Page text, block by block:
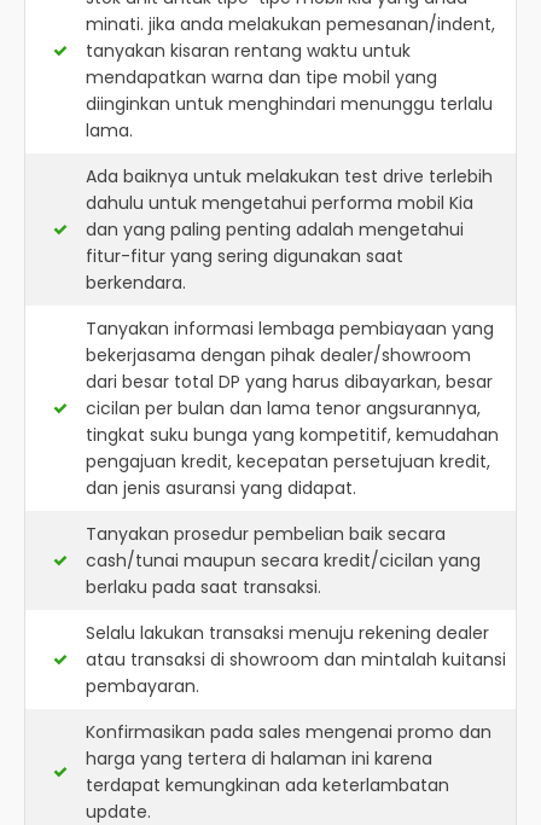
minati. jika anda melakukan pemesanan/indent,
tanyakan kisaran rentang waktu untuk
mendapatkan warna dan tipe mobil yang
diinginkan untuk menghindari menunggu terlalu
lama.
Ada baiknya untuk melakukan test drive terlebih
dahulu untuk mengetahui performa mobil Kia
dan yang paling penting adalah mengetahui
fitur-fitur yang sering digunakan saat
berkendara.
Tanyakan informasi lembaga pembiayaan yang
bekerjasama dengan pihak dealer/showroom
dari besar total DP yang harus dibayarkan, besar
cicilan per bulan dan lama tenor angsurannya,
tingkat suku bunga yang kompetitif, kemudahan
pengajuan kredit, kecepatan persetujuan kredit,
dan jenis asuransi yang didapat.
Tanyakan prosedur pembelian baik secara
cash/tunai maupun secara kredit/cicilan yang
berlaku pada saat transaksi.
Selalu lakukan transaksi menuju rekening dealer
atau transaksi di showroom dan mintalah kuitansi
pembayaran.
Konfirmasikan pada sales mengenai promo dan
harga yang tertera di halaman ini karena
terdapat kemungkinan ada keterlambatan
update.